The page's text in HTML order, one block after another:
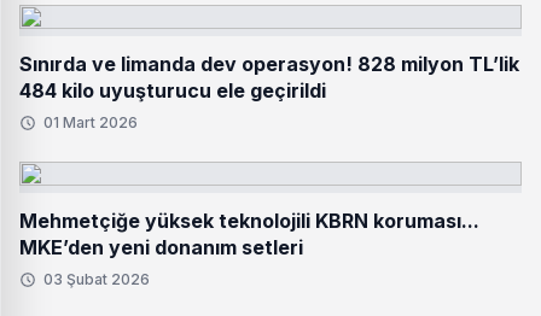
Sınırda ve limanda dev operasyon! 828 milyon TL’lik
484 kilo uyuşturucu ele geçirildi
01 Mart 2026
Mehmetçiğe yüksek teknolojili KBRN koruması...
MKE’den yeni donanım setleri
03 Şubat 2026